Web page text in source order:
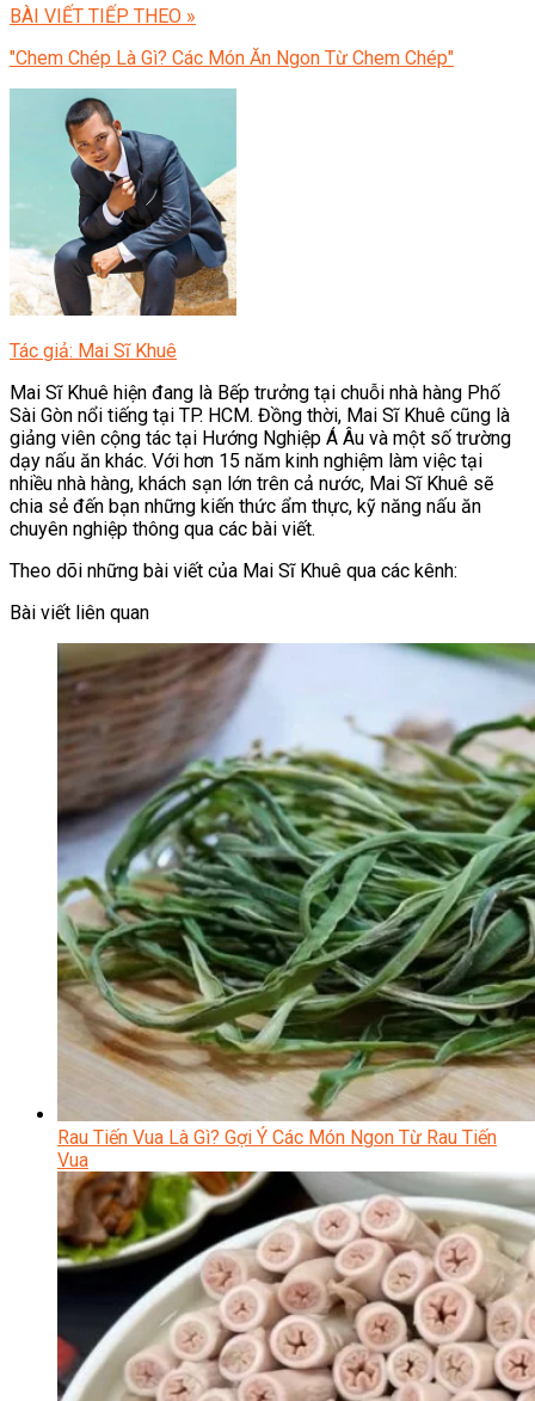
BÀI VIẾT TIẾP THEO »
"Chem Chép Là Gì? Các Món Ăn Ngon Từ Chem Chép"
Tác giả: Mai Sĩ Khuê
Mai Sĩ Khuê hiện đang là Bếp trưởng tại chuỗi nhà hàng Phố
Sài Gòn nổi tiếng tại TP. HCM. Đồng thời, Mai Sĩ Khuê cũng là
giảng viên cộng tác tại Hướng Nghiệp Á Âu và một số trường
dạy nấu ăn khác. Với hơn 15 năm kinh nghiệm làm việc tại
nhiều nhà hàng, khách sạn lớn trên cả nước, Mai Sĩ Khuê sẽ
chia sẻ đến bạn những kiến thức ẩm thực, kỹ năng nấu ăn
chuyên nghiệp thông qua các bài viết.
Theo dõi những bài viết của Mai Sĩ Khuê qua các kênh:
Bài viết liên quan
Rau Tiến Vua Là Gì? Gợi Ý Các Món Ngon Từ Rau Tiến
Vua